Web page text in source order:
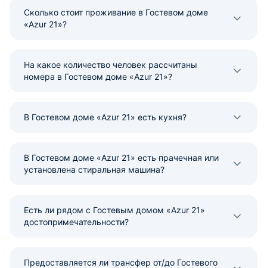
Сколько стоит проживание в Гостевом доме
«Azur 21»?
На какое количество человек рассчитаны
номера в Гостевом доме «Azur 21»?
В Гостевом доме «Azur 21» есть кухня?
В Гостевом доме «Azur 21» есть прачечная или
установлена стиральная машина?
Есть ли рядом с Гостевым домом «Azur 21»
достопримечательности?
Предоставляется ли трансфер от/до Гостевого